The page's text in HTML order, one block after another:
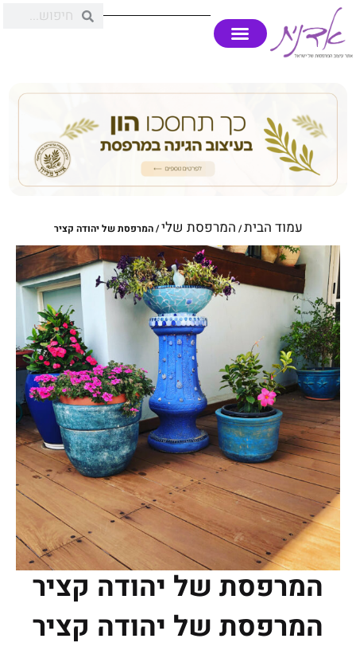
עמוד הבית/ המרפסת שלי/ המרפסת של יהודה קציר
המרפסת של יהודה קציר
המרפסת של יהודה קציר